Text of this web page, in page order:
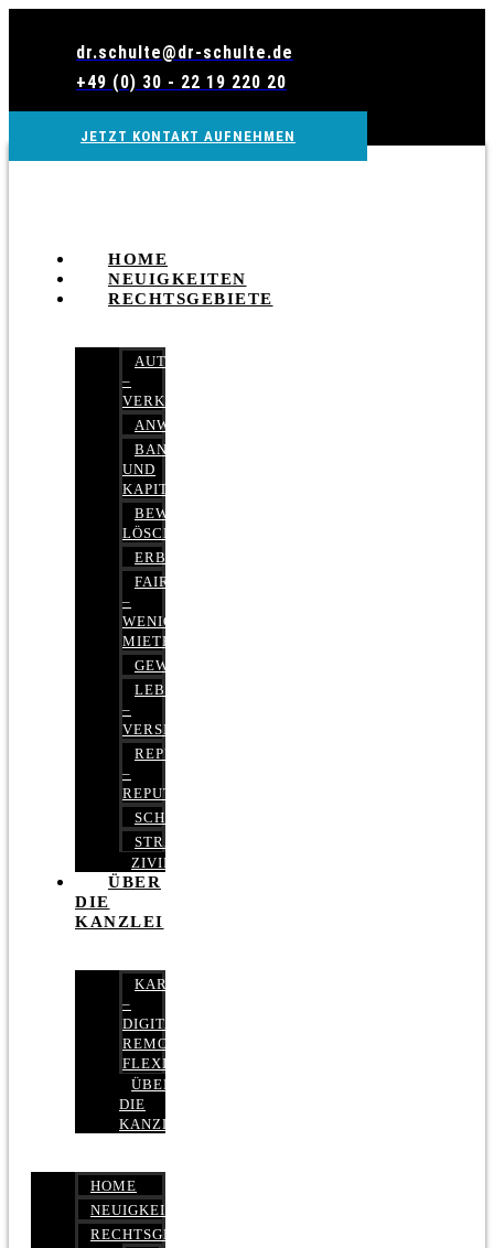
dr.schulte@dr-schulte.de
+49 (0) 30 - 22 19 220 20
JETZT KONTAKT AUFNEHMEN
HOME
NEUIGKEITEN
RECHTSGEBIETE
AUTOBETRUG
–
VERKEHRSRECHT
ANWALTSHAFTUNGSRECHT
BANK-
UND
KAPITALMARKTRECHT
BEWERTUNGEN
LÖSCHEN
ERBRECHT
FAIRMIETEN
–
WENIGER
MIETE
GEWERBERECHT
LEBENSVERSICHERUNG
–
VERSICHERUNGSRECHT
REPUTATIONSRECHT
–
REPUTATIONSMANAGEMENT
SCHUFARECHT
STRAFRECHT
ZIVILRECHT
ÜBER
DIE
KANZLEI
KARRIERE
–
DIGITAL,
REMOTE,
FLEXIBEL
ÜBER
DIE
KANZLEI
HOME
NEUIGKEITEN
RECHTSGEBIETE